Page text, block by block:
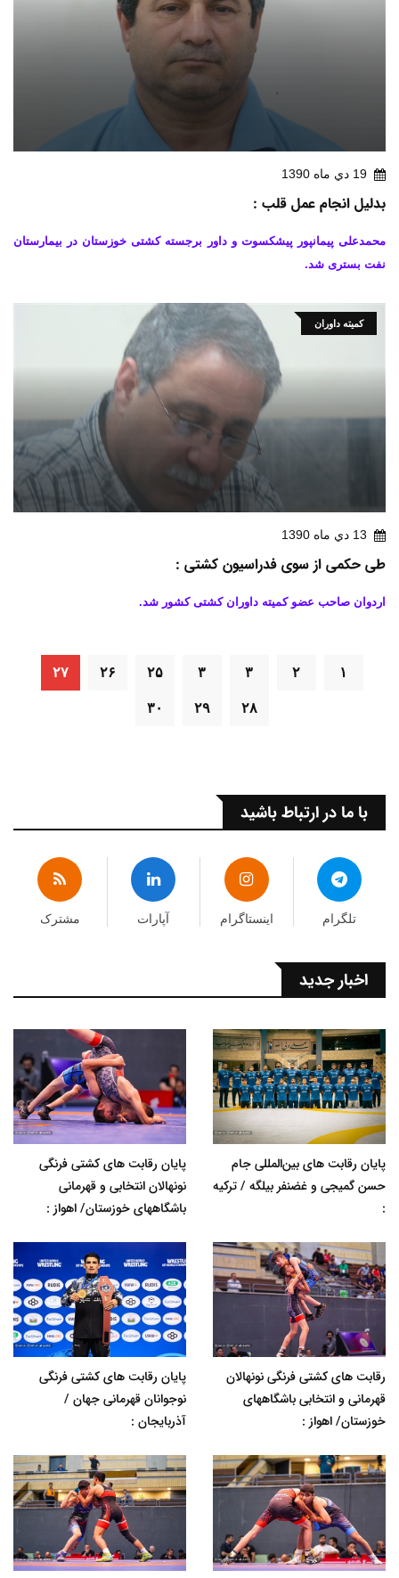
19 دي ماه 1390
بدلیل انجام عمل قلب :
محمدعلی پیمانپور پیشکسوت و داور برجسته کشتی خوزستان در بیمارستان
نفت بستری شد.
کمیته داوران
13 دي ماه 1390
طی حکمی از سوی فدراسیون کشتی :
اردوان صاحب عضو کمیته داوران کشتی کشور شد.
۱ ۲ ۳ ۳ ۲۵ ۲۶ ۲۷
۲۸ ۲۹ ۳۰
با ما در ارتباط باشید
تلگرام اینستاگرام آپارات مشترک
اخبار جدید
پایان رقابت های بین‌المللی جام
حسن گمیجی و غضنفر بیلگه / ترکیه
:
پایان رقابت های کشتی فرنگی
نونهالان انتخابی و قهرمانی
باشگاههای خوزستان/ اهواز :
رقابت های کشتی فرنگی نونهالان
قهرمانی و انتخابی باشگاههای
خوزستان/ اهواز :
پایان رقابت های کشتی فرنگی
نوجوانان قهرمانی جهان /
آذربایجان :